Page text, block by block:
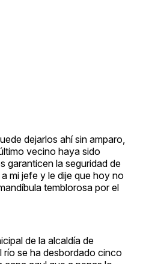
dejarlos ahí sin amparo,
vecino haya sido
garanticen la seguridad de
mi jefe y le dije que hoy no
temblorosa por el
de la alcaldía de
río se ha desbordado cinco